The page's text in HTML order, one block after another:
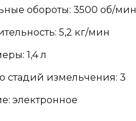
обороты: 3500 об/мин
5,2 кг/мин
1,4 л
стадий измельчения: 3
электронное